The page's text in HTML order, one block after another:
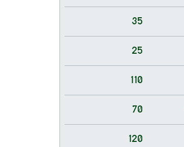
35
25
110
70
120